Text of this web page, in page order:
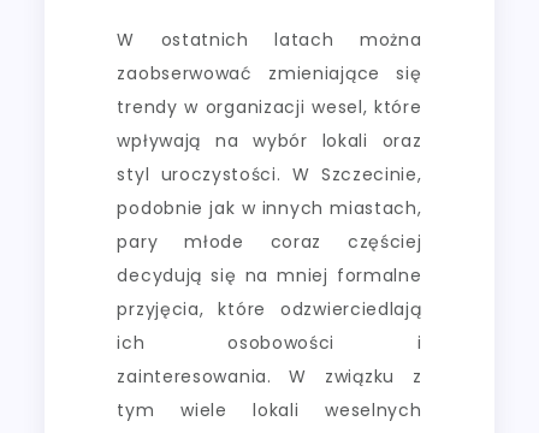
W ostatnich latach można
zaobserwować zmieniające się
trendy w organizacji wesel, które
wpływają na wybór lokali oraz
styl uroczystości. W Szczecinie,
podobnie jak w innych miastach,
pary młode coraz częściej
decydują się na mniej formalne
przyjęcia, które odzwierciedlają
ich osobowości i
zainteresowania. W związku z
tym wiele lokali weselnych